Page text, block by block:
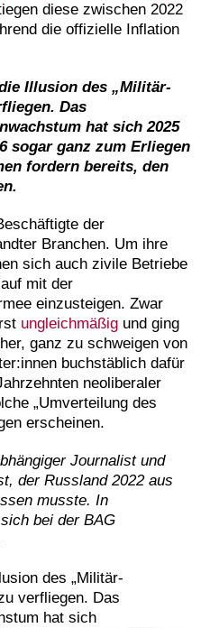
diese zwischen 2022
die offizielle Inflation
Illusion des „Militär-
Das
hat sich 2025
sogar ganz zum Erliegen
fordern bereits, den
der
Branchen. Um ihre
sich auch zivile Betriebe
mit der
einzusteigen. Zwar
ungleichmäßig und ging
ganz zu schweigen von
buchstäblich dafür
neoliberaler
„Umverteilung des
erscheinen.
Journalist und
der Russland 2022 aus
musste. In
bei der BAG
des „Militär-
verfliegen. Das
hat sich